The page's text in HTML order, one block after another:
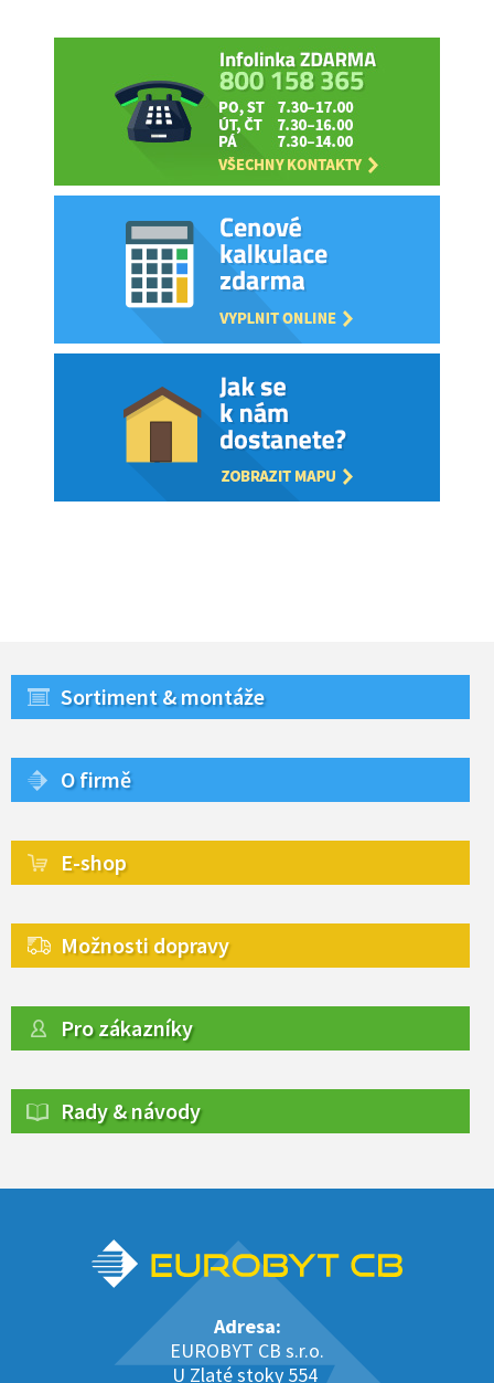
Sortiment & montáže
O firmě
E-shop
Možnosti dopravy
Pro zákazníky
Rady & návody
Adresa:
EUROBYT CB s.r.o.
U Zlaté stoky 554